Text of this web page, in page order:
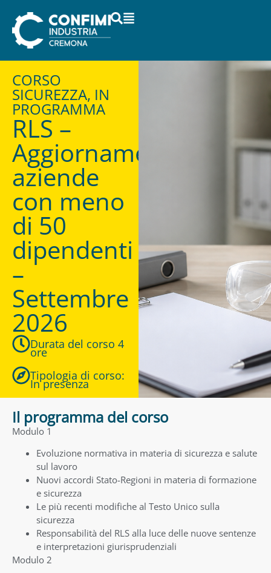
CORSO
SICUREZZA, IN
PROGRAMMA
RLS –
Aggiornamento
aziende
con meno
di 50
dipendenti
–
Settembre
2026
Durata del corso 4
ore
Tipologia di corso:
In presenza
Il programma del corso
Modulo 1
Evoluzione normativa in materia di sicurezza e salute
sul lavoro
Nuovi accordi Stato-Regioni in materia di formazione
e sicurezza
Le più recenti modifiche al Testo Unico sulla
sicurezza
Responsabilità del RLS alla luce delle nuove sentenze
e interpretazioni giurisprudenziali
Modulo 2